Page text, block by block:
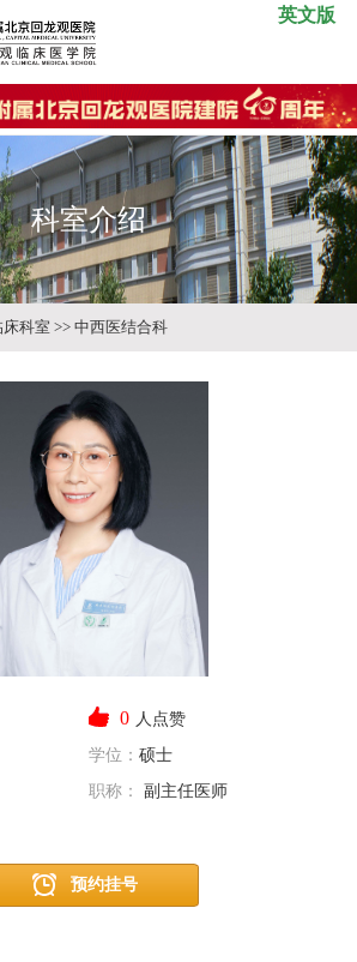
英文版
科室介绍
0 人点赞
学位： 硕士
职称：
副主任医师
预约挂号
床科室 >> 中西医结合科